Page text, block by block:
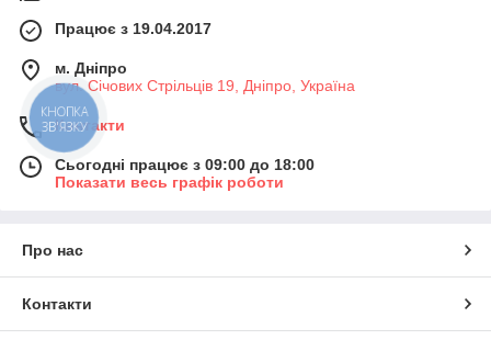
Працює з 19.04.2017
м. Дніпро
вул. Січових Стрільців 19, Дніпро, Україна
Контакти
Сьогодні працює з 09:00 до 18:00
Показати весь графік роботи
Про нас
Контакти
КНОПКА
ЗВ'ЯЗКУ